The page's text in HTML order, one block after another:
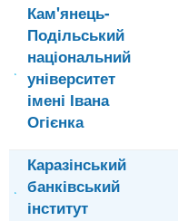
Кам'янець-
Подільський
національний
університет
імені Івана
Огієнка
Каразінський
банківський
інститут